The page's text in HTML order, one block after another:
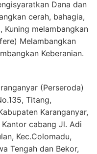
Dana dan
cerah, bahagia,
Kuning melambangkan
Melambangkan
Keberanian.
(Perseroda)
Titang,
Karanganyar,
cabang Jl. Adi
Kec.Colomadu,
Tengah dan Bekor,